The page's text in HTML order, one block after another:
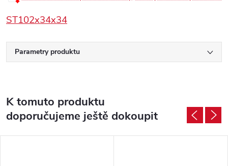
ST102x34x34
Parametry produktu
K tomuto produktu
doporučujeme ještě dokoupit